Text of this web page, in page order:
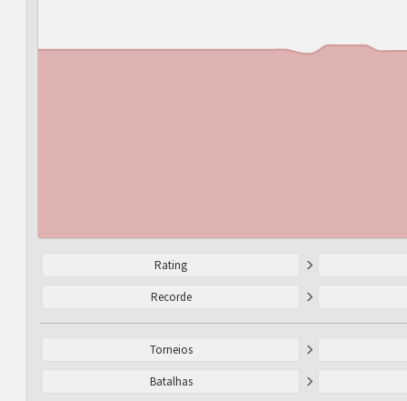
Rating
Recorde
Torneios
Batalhas